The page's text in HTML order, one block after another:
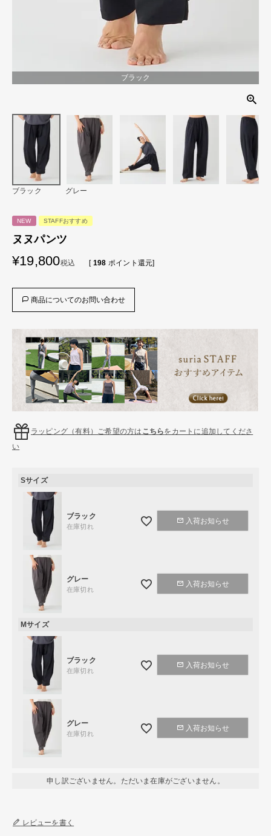
ブラック
ブラック グレー
NEW STAFFおすすめ
ヌヌパンツ
¥19,800税込 [ 198 ポイント還元]
商品についてのお問い合わせ
ラッピング（有料）ご希望の方は こちらをカートに追加してくださ
い
Sサイズ
ブラック
在庫切れ
入荷お知らせ
グレー
在庫切れ
入荷お知らせ
Mサイズ
ブラック
在庫切れ
入荷お知らせ
グレー
在庫切れ
入荷お知らせ
申し訳ございません。ただいま在庫がございません。
レビューを書く